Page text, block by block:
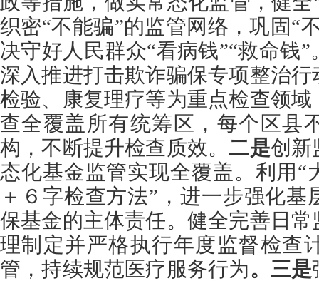
织密“不能骗”的监管网络，巩固“
决守好人民群众“看病钱”“救命钱”
深入推进打击欺诈骗保专项整治
检验、康复理疗等为重点检查领
查全覆盖所有统筹区，每个区县
构，不断提升检查质效。二是创新
态化基金监管实现全覆盖。利用“
＋６字检查方法”，进一步强化
保基金的主体责任。健全完善日
理制定并严格执行年度监督检查
管，持续规范医疗服务行为。三是